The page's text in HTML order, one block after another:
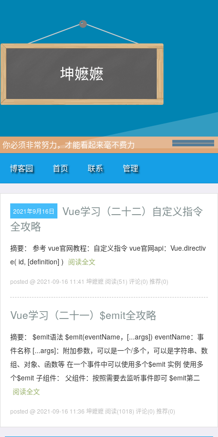
坤嬷嬷
你必须非常努力，才能看起来毫不费力
博客园 首页 联系 管理
2021年9月16日
Vue学习（二十二）自定义指令
全攻略
摘要： 参考 vue官网教程：自定义指令 vue官网api：Vue.directiv
e( id, [definition] ) 阅读全文
posted @ 2021-09-16 11:41 坤嬷嬷 阅读(51) 评论(0) 推荐(0)
Vue学习（二十一）$emit全攻略
摘要： $emit语法 $emit(eventName，[...args]) eventName：事
件名称 [...args]：附加参数，可以是一个/多个，可以是字符串、数
组、对象、函数等 在一个事件中可以使用多个$emit 实例 使用多
个$emit 子组件： 父组件：按照需要去监听事件即可 $emit第二
阅读全文
posted @ 2021-09-16 11:36 坤嬷嬷 阅读(1018) 评论(0) 推荐(0)